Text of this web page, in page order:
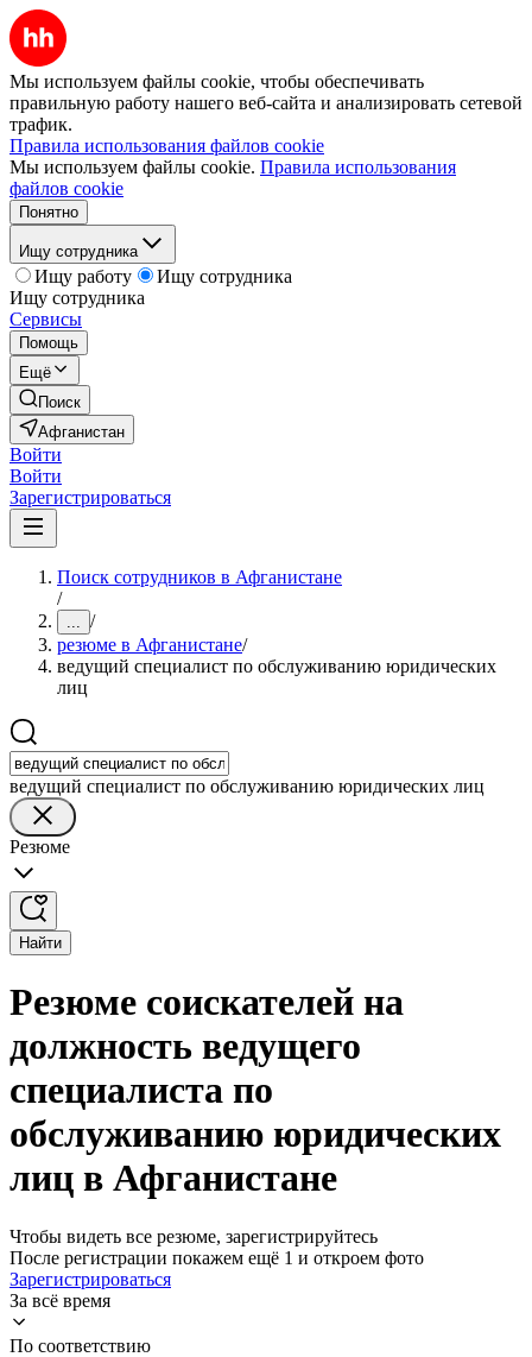
Мы используем файлы cookie, чтобы обеспечивать
правильную работу нашего веб-сайта и анализировать сетевой
трафик.
Правила использования файлов cookie
Мы используем файлы cookie. Правила использования
файлов cookie
Понятно
Ищу сотрудника
Ищу работу
Ищу сотрудника
Ищу сотрудника
Сервисы
Помощь
Ещё
Поиск
Афганистан
Войти
Войти
Зарегистрироваться
Поиск сотрудников в Афганистане
/
... /
резюме в Афганистане/
ведущий специалист по обслуживанию юридических
лиц
ведущий специалист по обслуживанию юридических лиц
Резюме
Найти
Резюме соискателей на
должность ведущего
специалиста по
обслуживанию юридических
лиц в Афганистане
Чтобы видеть все резюме, зарегистрируйтесь
После регистрации покажем ещё 1 и откроем фото
Зарегистрироваться
За всё время
По соответствию